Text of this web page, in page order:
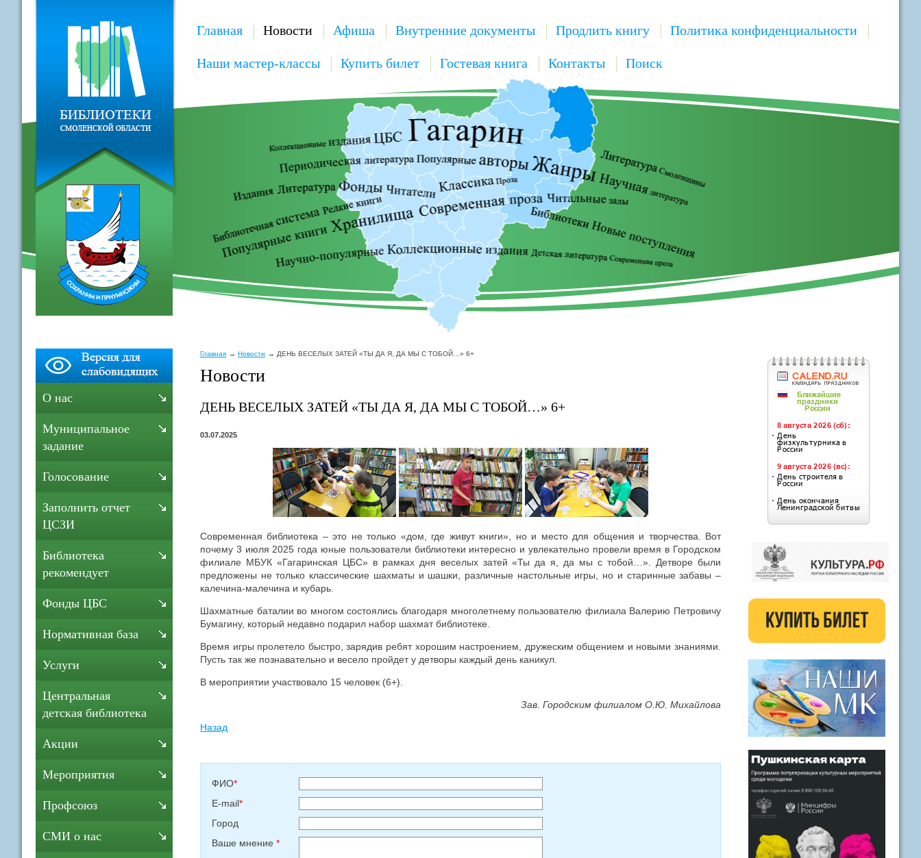
Главная Новости Афиша Внутренние документы Продлить книгу Политика конфиденциальности
Наши мастер-классы Купить билет Гостевая книга Контакты Поиск
Главная Новости ДЕНЬ ВЕСЕЛЫХ ЗАТЕЙ «ТЫ ДА Я, ДА МЫ С ТОБОЙ…» 6+
Новости
ДЕНЬ ВЕСЕЛЫХ ЗАТЕЙ «ТЫ ДА Я, ДА МЫ С ТОБОЙ…» 6+
03.07.2025
Современная библиотека – это не только «дом, где живут книги», но и место для общения и творчества. Вот
почему 3 июля 2025 года юные пользователи библиотеки интересно и увлекательно провели время в Городском
филиале МБУК «Гагаринская ЦБС» в рамках дня веселых затей «Ты да я, да мы с тобой…». Детворе были
предложены не только классические шахматы и шашки, различные настольные игры, но и старинные забавы –
калечина-малечина и кубарь.
Шахматные баталии во многом состоялись благодаря многолетнему пользователю филиала Валерию Петровичу
Бумагину, который недавно подарил набор шахмат библиотеке.
Время игры пролетело быстро, зарядив ребят хорошим настроением, дружеским общением и новыми знаниями.
Пусть так же познавательно и весело пройдет у детворы каждый день каникул.
В мероприятии участвовало 15 человек (6+).
Зав. Городским филиалом О.Ю. Михайлова
Назад
ФИО*
E-mail*
Город
Ваше мнение *
О нас
Муниципальное
задание
Голосование
Заполнить отчет
ЦСЗИ
Библиотека
рекомендует
Фонды ЦБС
Нормативная база
Услуги
Центральная
детская библиотека
Акции
Мероприятия
Профсоюз
СМИ о нас